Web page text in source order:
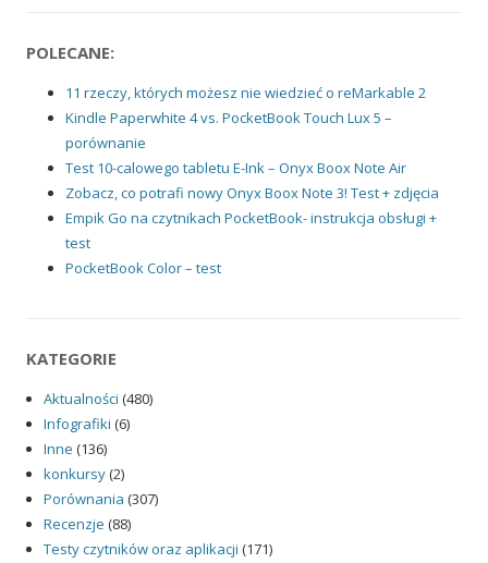
POLECANE:
11 rzeczy, których możesz nie wiedzieć o reMarkable 2
Kindle Paperwhite 4 vs. PocketBook Touch Lux 5 –
porównanie
Test 10-calowego tabletu E-Ink – Onyx Boox Note Air
Zobacz, co potrafi nowy Onyx Boox Note 3! Test + zdjęcia
Empik Go na czytnikach PocketBook- instrukcja obsługi +
test
PocketBook Color – test
KATEGORIE
Aktualności (480)
Infografiki (6)
Inne (136)
konkursy(2)
Porównania (307)
Recenzje (88)
Testy czytników oraz aplikacji (171)